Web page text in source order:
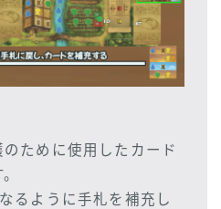
ために使用したカード
るように手札を補充し